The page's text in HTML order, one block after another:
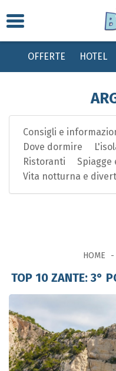
Toggle
OFFERTE HOTEL
Bambini gratis da 0 a 2 anni,
con
Consigli e
Dove dormire
Ristoranti
Spiagge
Vita notturna e
HOME
TOP 10 ZANTE: 3°